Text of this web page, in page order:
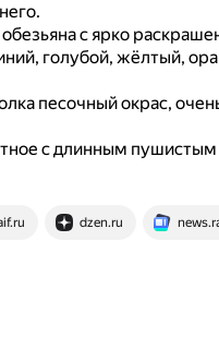
с ярко
голубой, жёлтый,
песочный окрас,
с длинным пушистым
dzen.ru